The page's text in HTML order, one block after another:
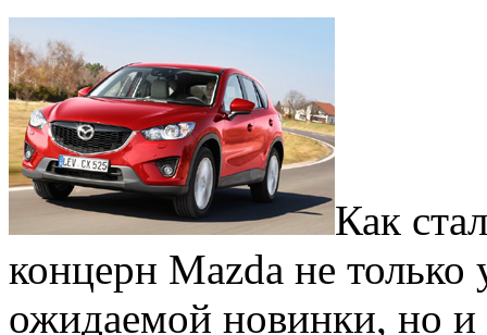
Как
концерн Mazda не
ожидаемой новинки, но и